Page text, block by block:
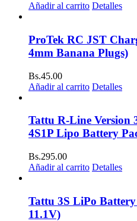
Añadir al carrito Detalles
ProTek RC JST
4mm Banana Plugs)
Bs.45.00
Añadir al carrito Detalles
Tattu R-Line Version
4S1P Lipo Battery
Bs.295.00
Añadir al carrito Detalles
Tattu 3S LiPo
11.1V)